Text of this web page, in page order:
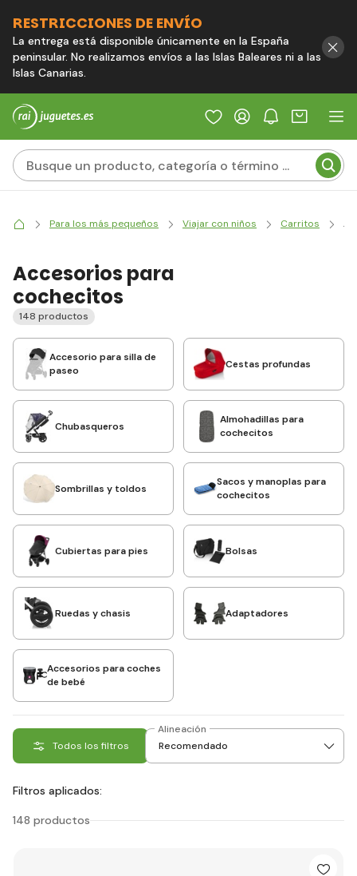
RESTRICCIONES DE ENVÍO
La entrega está disponible únicamente en la España
peninsular. No realizamos envíos a las Islas Baleares ni a las
Islas Canarias.
Para los más pequeños Viajar con niños Carritos
Accesorios para
cochecitos
148 productos
Accesorio para silla de
paseo
Cestas profundas
Chubasqueros
Almohadillas para
cochecitos
Sombrillas y toldos
Sacos y manoplas para
cochecitos
Cubiertas para pies Bolsas
Ruedas y chasis Adaptadores
Accesorios para coches
de bebé
Todos los filtros
Alineación
Filtros aplicados:
148 productos